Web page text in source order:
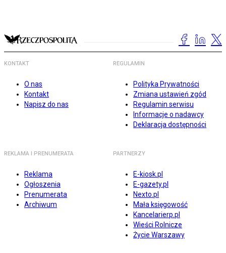
KONTAKT
O nas
Kontakt
Napisz do nas
REGULAMIN
Polityka Prywatności
Zmiana ustawień zgód
Regulamin serwisu
Informacje o nadawcy
Deklaracja dostępności
REKLAMA I PRENUMERATA
Reklama
Ogłoszenia
Prenumerata
Archiwum
PARTNERZY
E-kiosk.pl
E-gazety.pl
Nexto.pl
Mała księgowość
Kancelarierp.pl
Wieści Rolnicze
Życie Warszawy